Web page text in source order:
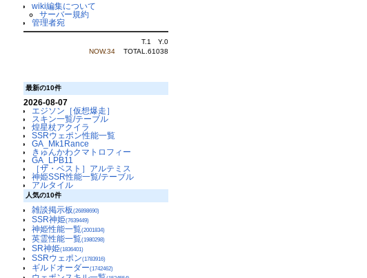
wiki編集について
サーバー規約
管理者宛
T.1 Y.0
NOW.34
TOTAL.61038
最新の10件
2026-08-07
エジソン［仮想爆走］
スキン一覧/テーブル
煌星杖アクイラ
SSRウェポン性能一覧
GA_Mk1Rance
きゅんかわクマトロフィー
GA_LPB11
［ザ・ベスト］アルテミス
神姫SSR性能一覧/テーブル
アルタイル
人気の10件
雑談掲示板(26898690)
SSR神姫(7639449)
神姫性能一覧(2001834)
英霊性能一覧(1980298)
SR神姫(1836401)
SSRウェポン(1783916)
ギルドオーダー(1742462)